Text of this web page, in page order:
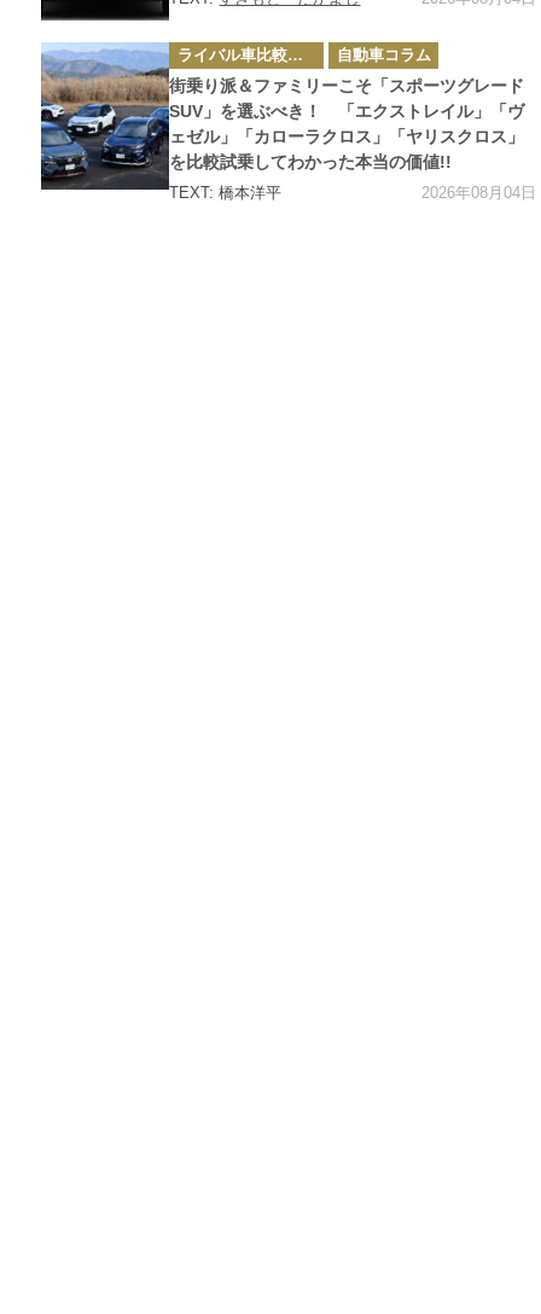
カ
テ
ゴ
リ
ー
ライバル車比較テスト 自動車コラム
街乗り派＆ファミリーこそ「スポーツグレード
SUV」を選ぶべき！ 「エクストレイル」「ヴ
ェゼル」「カローラクロス」「ヤリスクロス」
を比較試乗してわかった本当の価値!!
TEXT: 橋本洋平 2026年08月04日